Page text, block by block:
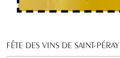
FÊTE DES VINS DE SAINT-PÉRAY